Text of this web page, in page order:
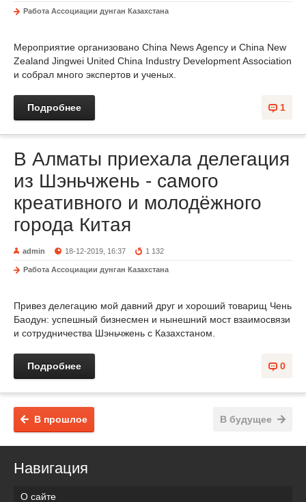
Работа Ассоциации дунган Казахстана
Мероприятие организовано China News Agency и China New
Zealand Jingwei United China Industry Development Association
и собрал много экспертов и ученых.
1
Подробнее
В Алматы приехала делегация
из Шэньчжень - самого
креативного и молодёжного
города Китая
admin 18-12-2019, 16:37 1 132
Работа Ассоциации дунган Казахстана
Привез делегацию мой давний друг и хороший товарищ Чень
Баодун: успешный бизнесмен и нынешний мост взаимосвязи
и сотрудничества Шэньчжень с Казахстаном.
0
Подробнее
В будущее
В прошлое
Навигация
О сайте